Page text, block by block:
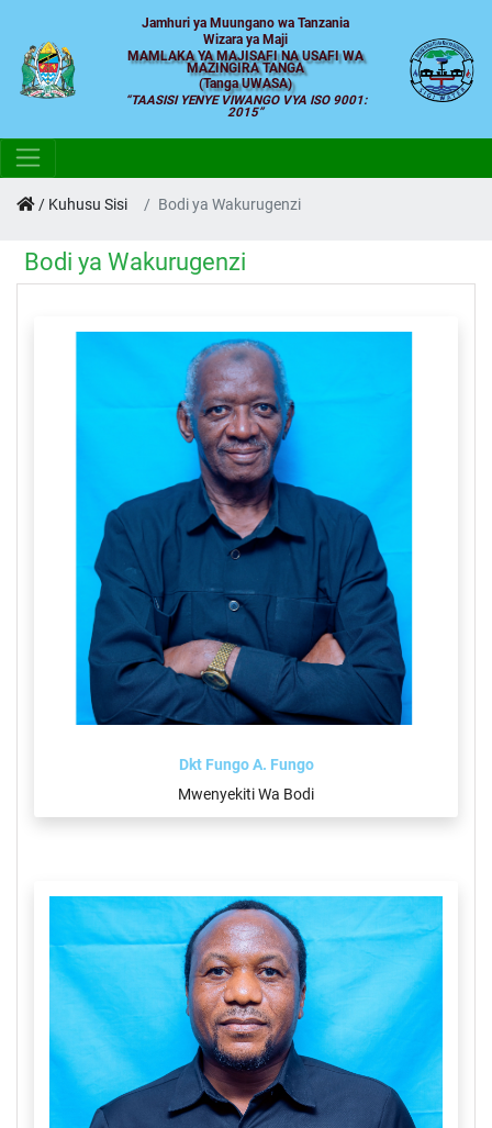
Jamhuri ya Muungano wa Tanzania
Wizara ya Maji
MAMLAKA YA MAJISAFI NA USAFI WA
MAZINGIRA TANGA
(Tanga UWASA)
TAASISI YENYE VIWANGO VYA ISO 9001:
2015
/ Kuhusu Sisi Bodi ya Wakurugenzi
Bodi ya Wakurugenzi
Dkt Fungo A. Fungo
Mwenyekiti Wa Bodi